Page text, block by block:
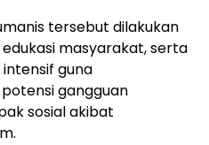
tersebut dilakukan
masyarakat, serta
guna
gangguan
sosial akibat